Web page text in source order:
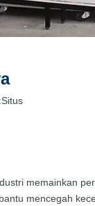
Situs
memainkan
mencegah